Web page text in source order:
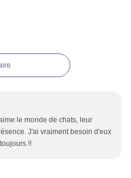
le monde de chats, leur
J'ai vraiment besoin d'eux
!!